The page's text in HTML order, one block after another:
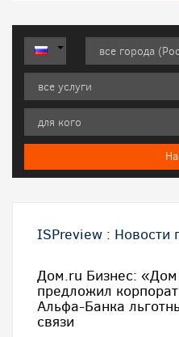
ISPreview : Новости
Дом.ru Бизнес:
предложил
Альфа-Банка
связи